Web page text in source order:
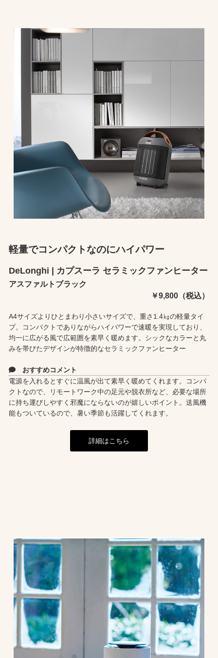
軽量でコンパクトなのにハイパワー
DeLonghi | カプスーラ セラミックファンヒーター
アスファルトブラック
￥9,800（税込）
A4サイズよりひとまわり小さいサイズで、重さ1.4㎏の軽量タイ
プ。コンパクトでありながらハイパワーで速暖を実現しており、
均一に広がる風で広範囲を素早く暖めます。シックなカラーと丸
みを帯びたデザインが特徴的なセラミックファンヒーター
おすすめコメント
電源を入れるとすぐに温風が出て素早く暖めてくれます。コンパ
クトなので、リモートワーク中の足元や脱衣所など、必要な場所
に持ち運びしやすく邪魔にならないのが嬉しいポイント。送風機
能もついているので、暑い季節も活躍してくれます。
詳細はこちら